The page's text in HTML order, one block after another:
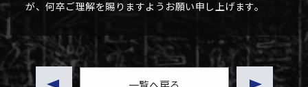
が、何卒ご理解を賜りますようお願い申し上げます。